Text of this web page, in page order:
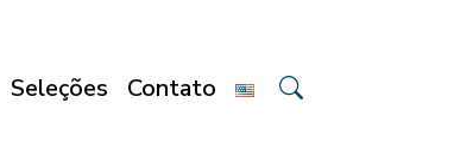
Seleções Contato